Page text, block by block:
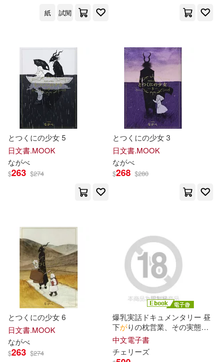
松橋良紀(1)
梶山靜夫(1) 梶裕貴(1)
森あいり(1) 櫻井大典(1)
汐崎隼（監修）(1)
浜崎真緒(1) 牧野直子(1)
石原淳也(1)
紬夏乃(1)
茂木誠(1) 輝井永澄(1)
週末北欧部chika(1)
門倉多仁亞(1)
紙
試閱
とつくにの少女 5
日文書.MOOK
ながべ
$263 $274
とつくにの少女 3
日文書.MOOK
ながべ
$268 $280
とつくにの少女 6
日文書.MOOK
ながべ
$263 $274
爆乳実話ドキュメンタリー 昼
下がりの枕営業、その実態…
お色気ムンムン生保のどすけ
べ ボイン!エロ乳首
さん(仮名)の場合 Complete版
中文電子書
チェリーズ